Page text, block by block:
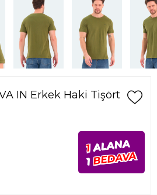
IN Erkek Haki Tişört
1 ALANA
1BEDAVA